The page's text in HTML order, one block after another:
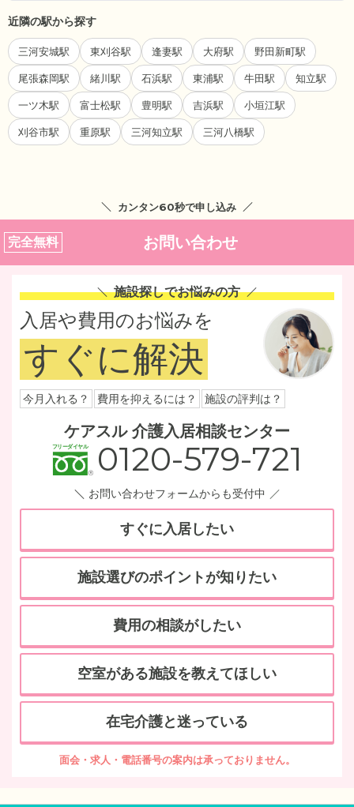
近隣の駅から探す
三河安城駅 東刈谷駅 逢妻駅 大府駅 野田新町駅
尾張森岡駅 緒川駅 石浜駅 東浦駅 牛田駅 知立駅
一ツ木駅 富士松駅 豊明駅 吉浜駅 小垣江駅
刈谷市駅 重原駅 三河知立駅 三河八橋駅
カンタン60秒で申し込み
完全無料 お問い合わせ
施設探しでお悩みの方
入居や費用のお悩みを
すぐに解決
今月入れる？ 費用を抑えるには？ 施設の評判は？
ケアスル 介護入居相談センター
0120-579-721
お問い合わせフォームからも受付中
すぐに入居したい
施設選びのポイントが知りたい
費用の相談がしたい
空室がある施設を教えてほしい
在宅介護と迷っている
面会・求人・電話番号の案内は承っておりません。